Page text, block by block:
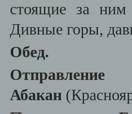
стоящие за
Дивные горы,
Обед.
Абакан